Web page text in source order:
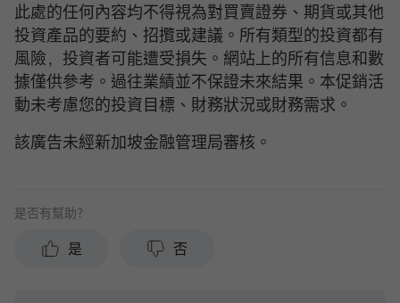
此處的任何內容均不得視為對買賣證券、期貨或其他
投資產品的要約、招攬或建議。所有類型的投資都有
風險，投資者可能遭受損失。網站上的所有信息和數
據僅供參考。過往業績並不保證未來結果。本促銷活
動未考慮您的投資目標、財務狀況或財務需求。
該廣告未經新加坡金融管理局審核。
是否有幫助？
是 否